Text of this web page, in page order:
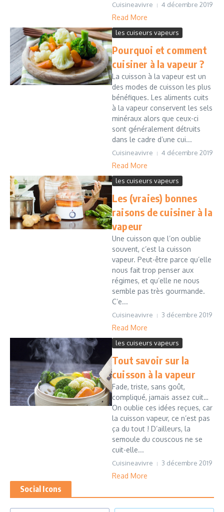
Cuisineavivre 4 décembre 2019
Read More
les cuiseurs vapeurs
Pourquoi et comment
cuisiner à la vapeur ?
La cuisson à la vapeur est un
des modes de cuisson les plus
bénéfiques. Les aliments cuits
à la vapeur conservent les sels
minéraux alors que ceux-ci
sont généralement détruits
dans le cadre d’une cui...
Cuisineavivre 4 décembre 2019
Read More
les cuiseurs vapeurs
Les (vraies) bonnes
raisons de cuisiner à la
vapeur
Une cuisson que l’on oublie
souvent, c’est la cuisson
vapeur. Peut-être parce qu’elle
nous fait trop penser aux
régimes, et qu’elle ne nous
semble pas très gourmande.
C’e...
Cuisineavivre 3 décembre 2019
Read More
les cuiseurs vapeurs
Tout savoir sur la
cuisson à la vapeur
Fade, triste, sans goût,
compliqué, jamais assez cuit…
On oublie ces idées reçues, car
la cuisson vapeur, ce n’est pas
ça du tout ! D’ailleurs, la
semoule du couscous ne se
cuit-elle...
Cuisineavivre 3 décembre 2019
Read More
Social Icons